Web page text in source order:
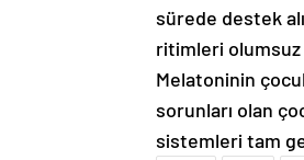
sürede destek
ritimleri olumsuz
Melatoninin
sorunları olan
sistemleri tam